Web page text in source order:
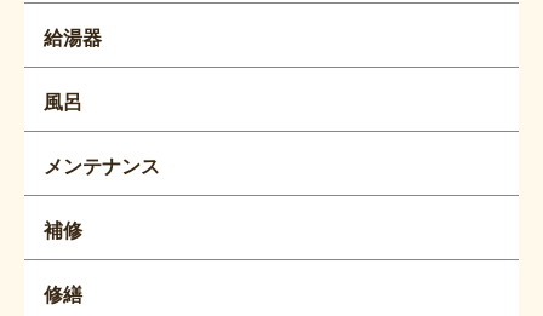
給湯器
風呂
メンテナンス
補修
修繕